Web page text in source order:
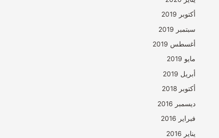
أكتوبر 2019
سبتمبر 2019
أغسطس 2019
مايو 2019
أبريل 2019
أكتوبر 2018
ديسمبر 2016
فبراير 2016
يناير 2016